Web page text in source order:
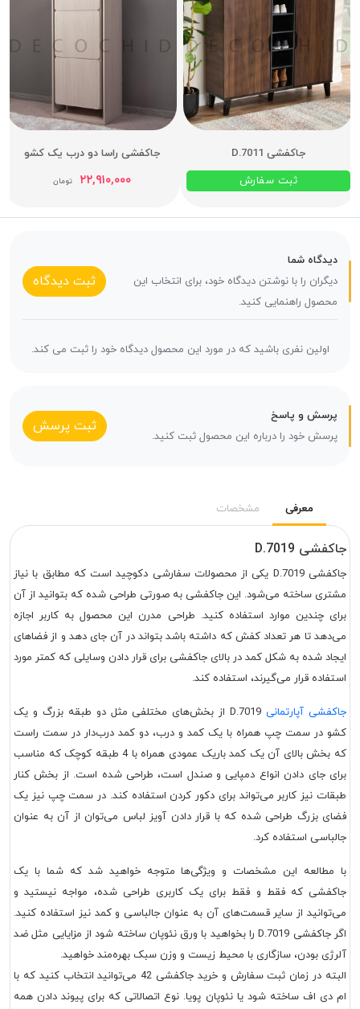
جاکفشی D.7011
ثبت سفارش
جاکفشی راسا دو درب یک کشو
۲۲,۹۱۰,۰۰۰ تومان
دیدگاه شما
دیگران را با نوشتن دیدگاه خود، برای انتخاب این
محصول راهنمایی کنید.
ثبت دیدگاه
اولین نفری باشید که در مورد این محصول دیدگاه خود را ثبت می کند.
پرسش و پاسخ
پرسش خود را درباره این محصول ثبت کنید.
ثبت پرسش
معرفی مشخصات
جاکفشی D.7019
جاکفشی D.7019 یکی از محصولات سفارشی دکوچید است که مطابق با نیاز
مشتری ساخته می‌شود. این جاکفشی به صورتی طراحی شده که بتوانید از آن
برای چندین موارد استفاده کنید. طراحی مدرن این محصول به کاربر اجازه
می‌دهد تا هر تعداد کفش که داشته باشد بتواند در آن جای دهد و از فضاهای
ایجاد شده به شکل کمد در بالای جاکفشی برای قرار دادن وسایلی که کمتر مورد
استفاده قرار می‌گیرند، استفاده کند.
جاکفشی آپارتمانی
D.7019 از بخش‌های مختلفی مثل دو طبقه بزرگ و یک
کشو در سمت چپ همراه با یک کمد و درب، دو کمد درب‌دار در سمت راست
که بخش بالای آن یک کمد باریک عمودی همراه با 4 طبقه کوچک که مناسب
برای جای دادن انواع دمپایی و صندل است، طراحی شده است. از بخش کنار
طبقات نیز کاربر می‌تواند برای دکور کردن استفاده کند. در سمت چپ نیز یک
فضای بزرگ طراحی شده که با قرار دادن آویز لباس می‌توان از آن به عنوان
جالباسی استفاده کرد.
با مطالعه این مشخصات و ویژگی‌ها متوجه خواهید شد که شما با یک
جاکفشی که فقط و فقط برای یک کاربری طراحی شده، مواجه نیستید و
می‌توانید از سایر قسمت‌های آن به عنوان جالباسی و کمد نیز استفاده کنید.
اگر جاکفشی D.7019 را بخواهید با ورق نئوپان ساخته شود از مزایایی مثل ضد
آلرژی بودن، سازگاری با محیط زیست و وزن سبک بهره‌مند خواهید.
البته در زمان ثبت سفارش و خرید جاکفشی 42 می‌توانید انتخاب کنید که با
ام دی اف ساخته شود یا نئوپان پویا. نوع اتصالاتی که برای پیوند دادن همه